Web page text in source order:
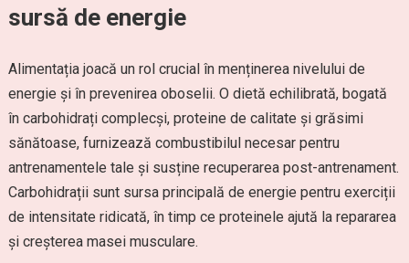
sursă de energie
Alimentația joacă un rol crucial în menținerea nivelului de
energie și în prevenirea oboselii. O dietă echilibrată, bogată
în carbohidrați complecși, proteine de calitate și grăsimi
sănătoase, furnizează combustibilul necesar pentru
antrenamentele tale și susține recuperarea post-antrenament.
Carbohidrații sunt sursa principală de energie pentru exerciții
de intensitate ridicată, în timp ce proteinele ajută la repararea
și creșterea masei musculare.